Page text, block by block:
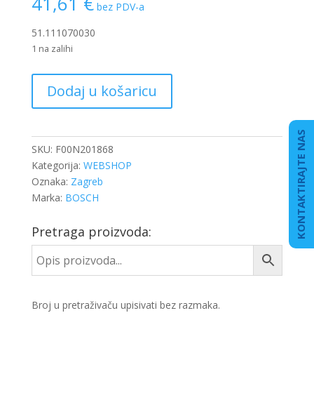
bez PDV-a
51.111070030
1 na zalihi
VENTIL
količina
Dodaj u košaricu
SKU: F00N201868
Kategorija: WEBSHOP
Oznaka: Zagreb
Marka: BOSCH
Pretraga proizvoda:
Broj u pretraživaču upisivati bez razmaka.
KONTAKTIRAJTE NAS